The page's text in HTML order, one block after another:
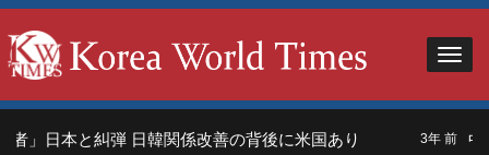
」日本と糾弾 日韓関係改善の背後に米国あり 3年 前 中